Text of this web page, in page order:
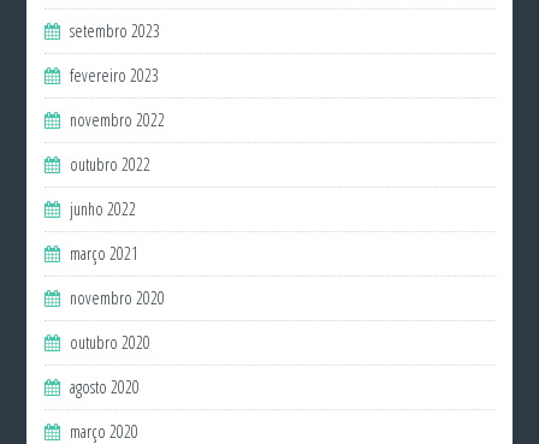
setembro 2023
fevereiro 2023
novembro 2022
outubro 2022
junho 2022
março 2021
novembro 2020
outubro 2020
agosto 2020
março 2020